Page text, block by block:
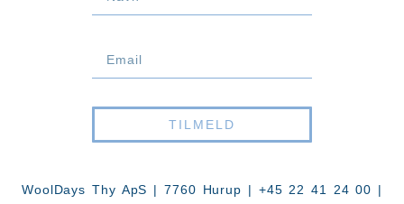
TILMELD
WoolDays Thy ApS | 7760 Hurup | +45 22 41 24 00 |